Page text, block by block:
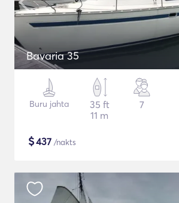
Bavaria 35
Buru jahta
35 ft
11 m
7
$437 /nakts